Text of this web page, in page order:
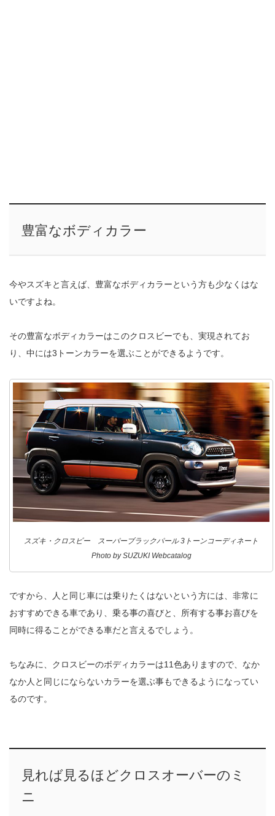
豊富なボディカラー
今やスズキと言えば、豊富なボディカラーという方も少なくはな
いですよね。
その豊富なボディカラーはこのクロスビーでも、実現されてお
り、中には3トーンカラーを選ぶことができるようです。
スズキ・クロスビー スーパーブラックパール 3トーンコーディネート
Photo by SUZUKI Webcatalog
ですから、人と同じ車には乗りたくはないという方には、非常に
おすすめできる車であり、乗る事の喜びと、所有する事お喜びを
同時に得ることができる車だと言えるでしょう。
ちなみに、クロスビーのボディカラーは11色ありますので、なか
なか人と同じにならないカラーを選ぶ事もできるようになってい
るのです。
見れば見るほどクロスオーバーのミ
ニ